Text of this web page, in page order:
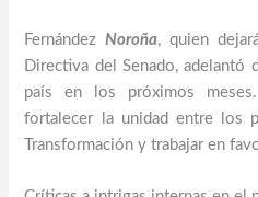
FernándezNoroña, quien
Directiva del Senado, adelantó
país en los próximos
fortalecer la unidad entre los
Transformación y trabajar en